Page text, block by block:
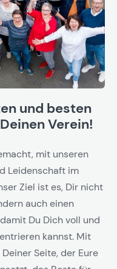
und besten
Verein!
mit unseren
Leidenschaft im
Ziel ist es, Dir nicht
auch einen
Du Dich voll und
kannst. Mit
Seite, der Eure